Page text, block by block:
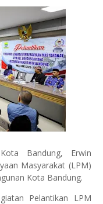
Bandung, Erwin
Masyarakat (LPM)
Kota Bandung.
Pelantikan LPM